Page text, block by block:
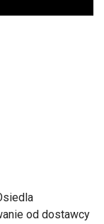
od dostawcy